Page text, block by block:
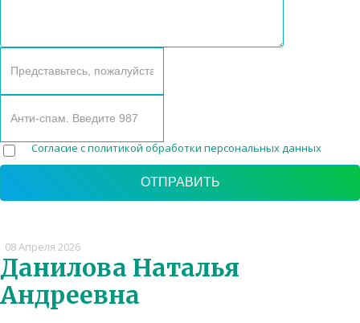
Согласие с политикой обработки персональных данных
08 Апреля 2026
Данилова Наталья
Андреевна